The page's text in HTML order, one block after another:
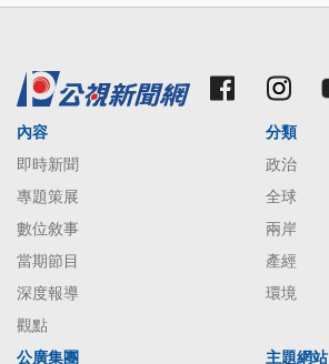
內容
即時新聞
專題策展
數位敘事
當期節目
深度報導
觀點
分類
政治
全球
兩岸
產經
環境
公廣集團 主題網站